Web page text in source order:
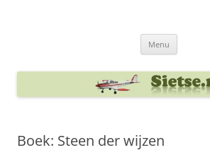
Menu
Boek: Steen der wijzen